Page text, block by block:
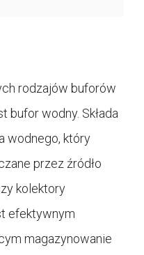
rodzajów buforów
bufor wodny. Składa
wodnego, który
przez źródło
kolektory
efektywnym
magazynowanie